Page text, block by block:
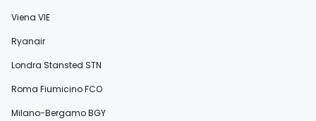
Viena VIE
Ryanair
Londra Stansted STN
Roma Fiumicino FCO
Milano-Bergamo BGY